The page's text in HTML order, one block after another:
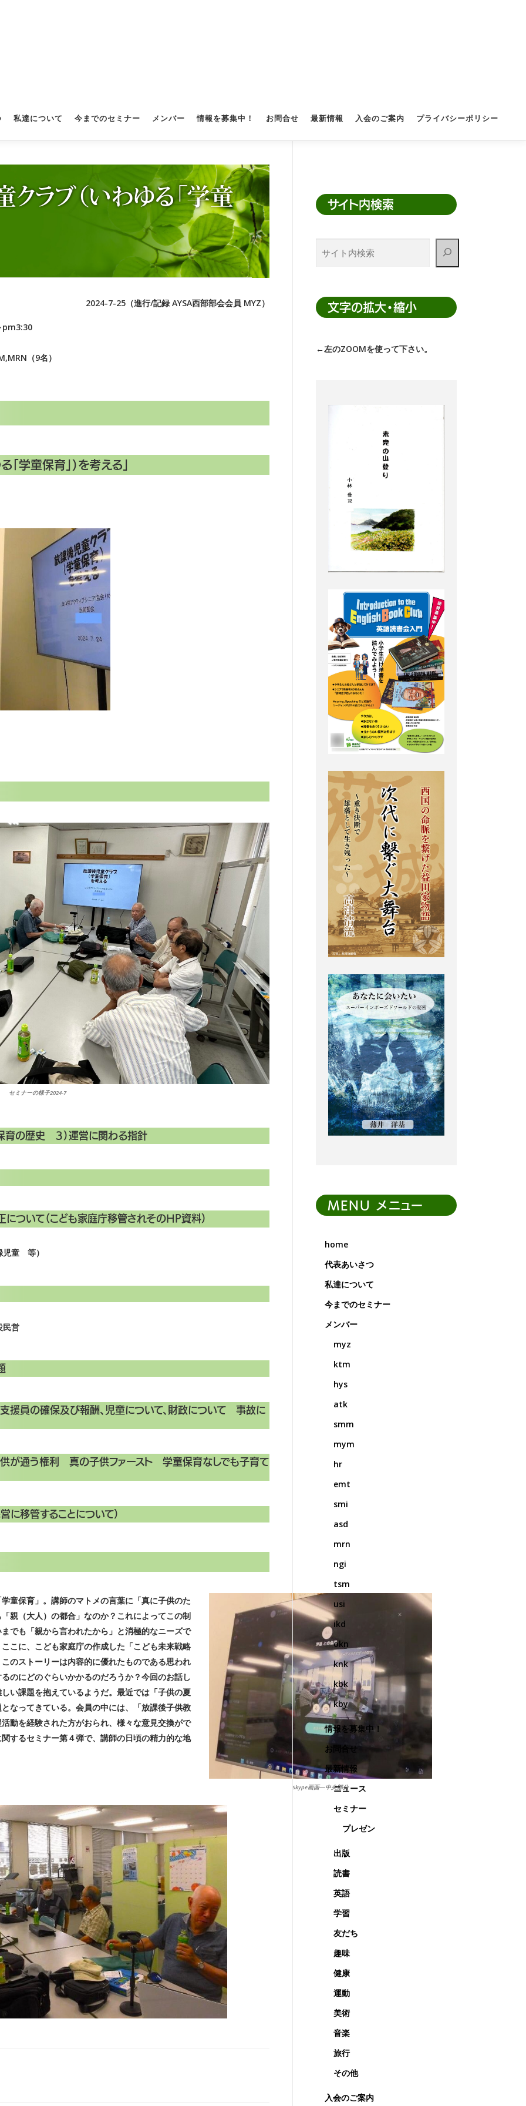
私達について 今までのセミナー メンバー 情報を募集中！ お問合せ 最新情報 入会のご案内 プライバシーポリシー
ラブ（いわゆる「学童
2024-7-25（進行/記録 AYSA西部部会会員 MYZ）
pm3:30
（9名）
「学童保育」）を考える
セミナーの様子2024-7
育の歴史 ３）運営に関わる指針
について（こども家庭庁移管されそのHP資料）
童 等）
営
支援員の確保及び報酬、児童について、財政について 事故に
供が通う権利 真の子供ファースト 学童保育なしでも子育て
に移管することについて）
Skype画面―中央部分
童保育」。講師のマトメの言葉に「真に子供のた
親（大人）の都合」なのか？これによってこの制
でも「親から言われたから」と消極的なニーズで
こに、こども家庭庁の作成した「こども未来戦略
のストーリーは内容的に優れたものである思われ
のにどのぐらいかかるのだろうか？今回のお話し
い課題を抱えているようだ。最近では「子供の夏
なってきている。会員の中には、「放課後子供教
動を経験された方がおられ、様々な意見交換がで
するセミナー第４弾で、講師の日頃の精力的な地
サイト内検索
検
索
文字の拡大・縮小
←左のZOOMを使って下さい。
MENU メニュー
home
代表あいさつ
私達について
今までのセミナー
メンバー
myz
ktm
hys
atk
smm
mym
hr
emt
smi
asd
mrn
ngi
tsm
usi
ikd
okn
knk
kbk
kby
情報を募集中！
お問合せ
最新情報
ニュース
セミナー
プレゼン
出版
読書
英語
学習
友だち
趣味
健康
運動
美術
音楽
旅行
その他
入会のご案内